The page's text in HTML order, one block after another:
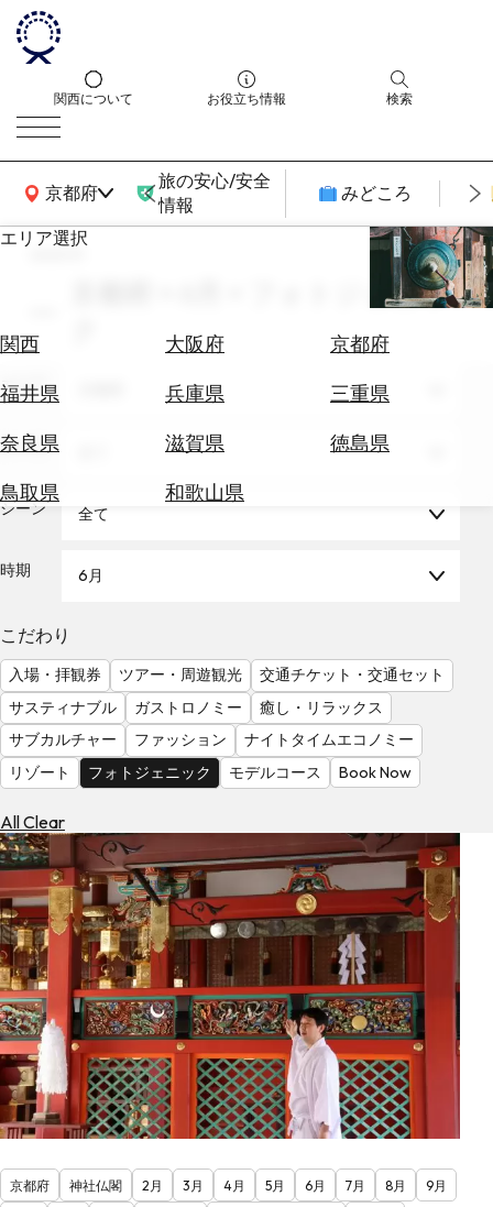
関西について お役立ち情報 検索
京都府
関西広域MAP
旅の安心/安全
情報
みどころ
エリア選択
関西 大阪府
京都府
福井県
兵庫県
三重県
奈良県
滋賀県
徳島県
鳥取県
和歌山県
エ
券
テ
を
る
気
を
見
る
search
京都府 × 6月 × フォトジェニッ
エリア
テーマ
シーン 全て
時期 6月
こだわり
入場・拝観券 ツアー・周遊観光
交通チケット・交通セット
サスティナブル
ガストロノミー
癒し・リラックス
サブカルチャー
ファッション
ナイトタイムエコノミー
リゾート
フォトジェニック モデルコース Book Now
All Clear
京都府 神社仏閣 2月 3月 4月 5月 6月 7月 8月
9月